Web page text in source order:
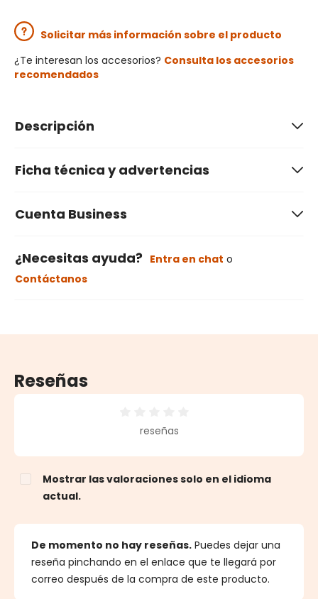
Solicitar más información sobre el producto
¿Te interesan los accesorios? Consulta los accesorios
recomendados
Descripción
Ficha técnica y advertencias
Cuenta Business
¿Necesitas ayuda? Entra en chat o
Contáctanos
Reseñas
Calificación promedio de 0 de 5 estrellas
reseñas
Mostrar las valoraciones solo en el idioma
actual.
De momento no hay reseñas. Puedes dejar una
reseña pinchando en el enlace que te llegará por
correo después de la compra de este producto.